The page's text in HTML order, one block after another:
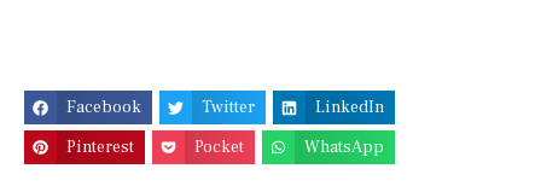
Facebook Twitter
LinkedIn
Pinterest
Pocket WhatsApp